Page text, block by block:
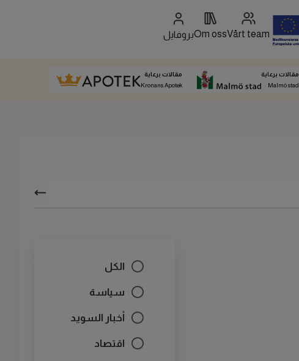
Vårt team
Om ossبروفايل
مقالات برعاية
Malmö stad
مقالات برعاية
Kronans Apotek
الكل
سياسة
أخبار السويد
اقتصاد